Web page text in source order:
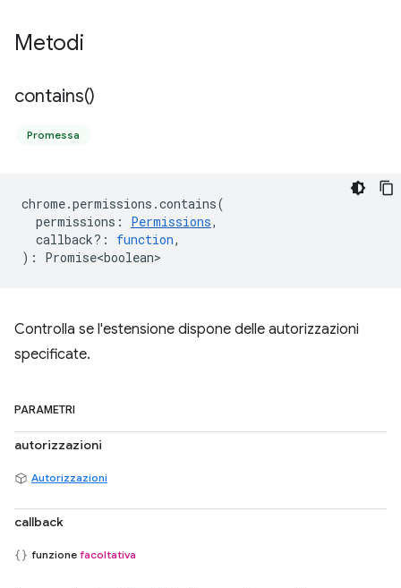
Metodi
contains()
Promessa
chrome.permissions .contains(
permissions : Permissions,
callback? : function,
) : Promise<boolean>
Controlla se l'estensione dispone delle autorizzazioni
specificate.
PARAMETRI
autorizzazioni
Autorizzazioni
callback
funzione facoltativa